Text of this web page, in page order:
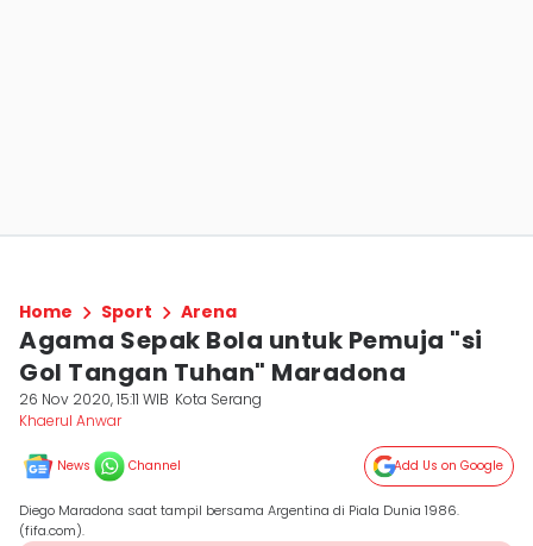
Home Sport Arena
Agama Sepak Bola untuk Pemuja "si
Gol Tangan Tuhan" Maradona
26 Nov 2020, 15:11 WIB Kota Serang
Khaerul Anwar
News Channel Add Us on Google
Diego Maradona saat tampil bersama Argentina di Piala Dunia 1986.
(fifa.com).